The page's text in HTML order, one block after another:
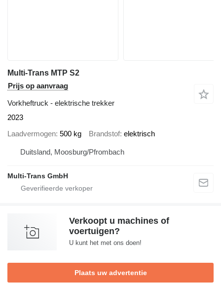
Multi-Trans MTP S2
Prijs op aanvraag
Vorkheftruck - elektrische trekker
2023
Laadvermogen 500 kg Brandstof elektrisch
Duitsland, Moosburg/Pfrombach
Multi-Trans GmbH
Verkoopt u machines of
voertuigen?
U kunt het met ons doen!
Plaats uw advertentie